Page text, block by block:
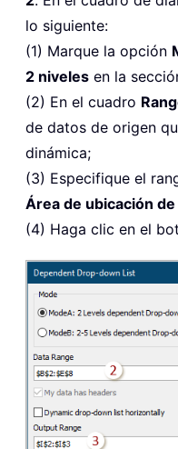
lo siguiente:
(1) Marque la opción
2 niveles en la
(2) En el cuadro
de datos de origen
dinámica;
(3) Especifique el
Área de ubicación
(4) Haga clic en el